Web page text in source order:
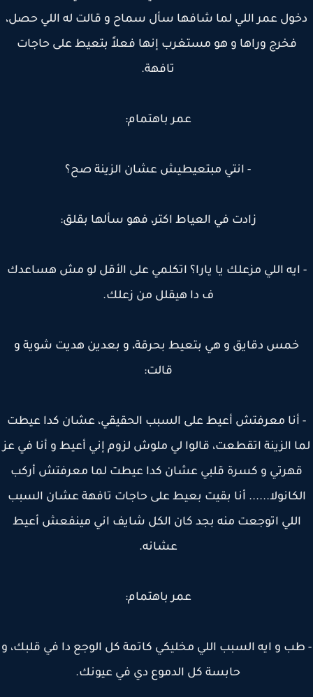
عمر اللي لما شافها سأل سماح و قالت له اللي حصل،
فخرج وراها و هو مستغرب إنها فعلاً بتعيط على حاجات
تافهة.
عمر باهتمام:
- انتي مبتعيطيش عشان الزينة صح؟
زادت في العياط اكتر، فهو سألها بقلق:
اللي مزعلك يا يارا؟ اتكلمي على الأقل لو مش هساعدك
ف دا هيقلل من زعلك.
خمس دقايق و هي بتعيط بحرقة، و بعدين هديت شوية و
قالت:
معرفتش أعيط على السبب الحقيقي، عشان كدا عيطت
الزينة اتقطعت، قالوا لي ملوش لزوم إني أعيط و أنا في عز
و كسرة قلبي عشان كدا عيطت لما معرفتش أركب
أنا بقيت بعيط على حاجات تافهة عشان السبب
اللي اتوجعت منه بجد كان الكل شايف اني مينفعش أعيط
عشانه.
عمر باهتمام:
و ايه السبب اللي مخليكي كاتمة كل الوجع دا في قلبك، و
حابسة كل الدموع دي في عيونك.